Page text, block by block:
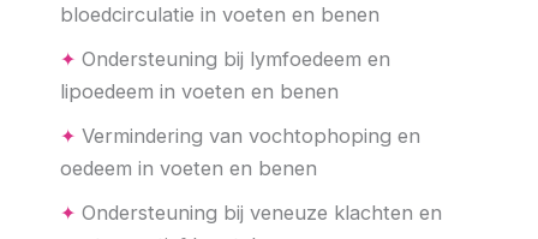
bloedcirculatie in voeten en benen
✦ Ondersteuning bij lymfoedeem en
lipoedeem in voeten en benen
✦ Vermindering van vochtophoping en
oedeem in voeten en benen
✦ Ondersteuning bij veneuze klachten en